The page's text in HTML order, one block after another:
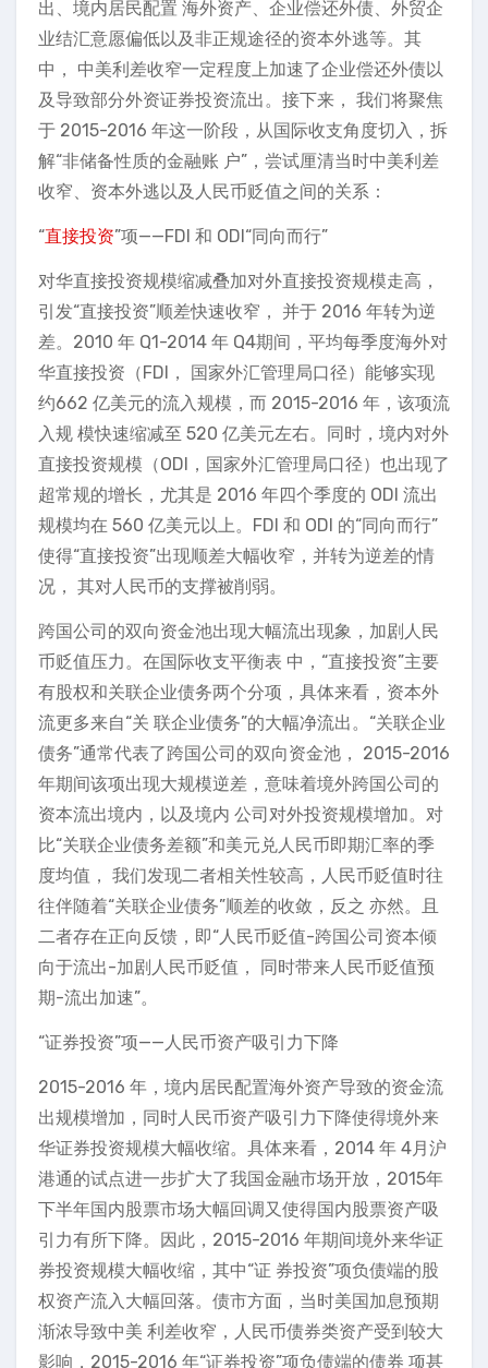
出、境内居民配置 海外资产、企业偿还外债、外贸企
业结汇意愿偏低以及非正规途径的资本外逃等。其
中， 中美利差收窄一定程度上加速了企业偿还外债以
及导致部分外资证券投资流出。接下来， 我们将聚焦
于 2015-2016 年这一阶段，从国际收支角度切入，拆
解“非储备性质的金融账 户”，尝试厘清当时中美利差
收窄、资本外逃以及人民币贬值之间的关系：
“直接投资”项——FDI 和 ODI“同向而行”
对华直接投资规模缩减叠加对外直接投资规模走高，
引发“直接投资”顺差快速收窄， 并于 2016 年转为逆
差。2010 年 Q1-2014 年 Q4期间，平均每季度海外对
华直接投资（FDI， 国家外汇管理局口径）能够实现
约662 亿美元的流入规模，而 2015-2016 年，该项流
入规 模快速缩减至 520 亿美元左右。同时，境内对外
直接投资规模（ODI，国家外汇管理局口径）也出现了
超常规的增长，尤其是 2016 年四个季度的 ODI 流出
规模均在 560 亿美元以上。FDI 和 ODI 的“同向而行”
使得“直接投资”出现顺差大幅收窄，并转为逆差的情
况， 其对人民币的支撑被削弱。
跨国公司的双向资金池出现大幅流出现象，加剧人民
币贬值压力。在国际收支平衡表 中，“直接投资”主要
有股权和关联企业债务两个分项，具体来看，资本外
流更多来自“关 联企业债务”的大幅净流出。“关联企业
债务”通常代表了跨国公司的双向资金池， 2015-2016
年期间该项出现大规模逆差，意味着境外跨国公司的
资本流出境内，以及境内 公司对外投资规模增加。对
比“关联企业债务差额”和美元兑人民币即期汇率的季
度均值， 我们发现二者相关性较高，人民币贬值时往
往伴随着“关联企业债务”顺差的收敛，反之 亦然。且
二者存在正向反馈，即“人民币贬值-跨国公司资本倾
向于流出-加剧人民币贬值， 同时带来人民币贬值预
期-流出加速”。
“证券投资”项——人民币资产吸引力下降
2015-2016 年，境内居民配置海外资产导致的资金流
出规模增加，同时人民币资产吸引力下降使得境外来
华证券投资规模大幅收缩。具体来看，2014 年 4月沪
港通的试点进一步扩大了我国金融市场开放，2015年
下半年国内股票市场大幅回调又使得国内股票资产吸
引力有所下降。因此，2015-2016 年期间境外来华证
券投资规模大幅收缩，其中“证 券投资”项负债端的股
权资产流入大幅回落。债市方面，当时美国加息预期
渐浓导致中美 利差收窄，人民币债券类资产受到较大
影响，2015-2016 年“证券投资”项负债端的债券 项甚